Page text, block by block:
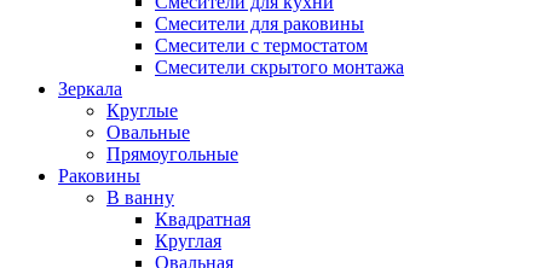
Смесители для раковины
Смесители с термостатом
Смесители скрытого монтажа
Зеркала
Круглые
Овальные
Прямоугольные
Раковины
В ванну
Квадратная
Круглая
Овальная